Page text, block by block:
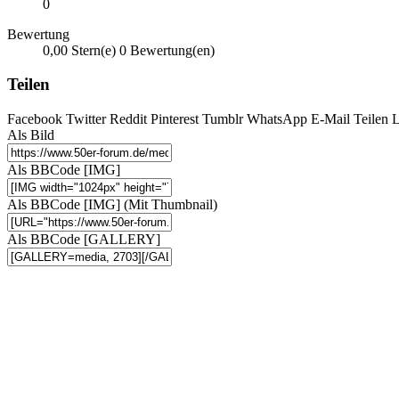
0
Bewertung
0,00 Stern(e) 0 Bewertung(en)
Teilen
Facebook Twitter Reddit Pinterest Tumblr WhatsApp E-Mail Teilen
Als Bild
Als BBCode [IMG]
Als BBCode [IMG] (Mit Thumbnail)
Als BBCode [GALLERY]